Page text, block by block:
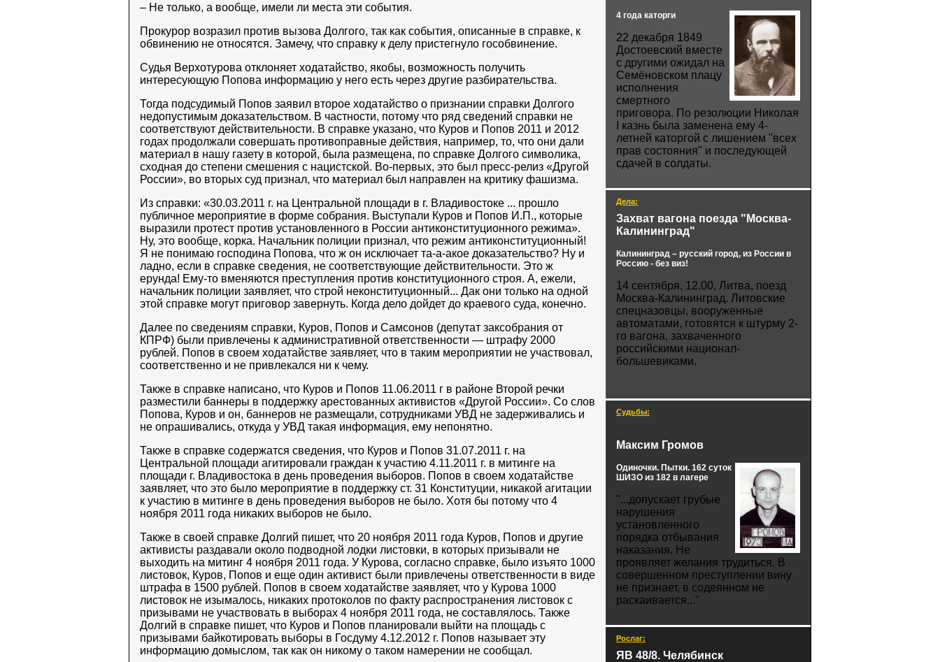
– Не только, а вообще, имели ли места эти события.
Прокурор возразил против вызова Долгого, так как события, описанные в справке, к
обвинению не относятся. Замечу, что справку к делу пристегнуло гособвинение.
Судья Верхотурова отклоняет ходатайство, якобы, возможность получить
интересующую Попова информацию у него есть через другие разбирательства.
Тогда подсудимый Попов заявил второе ходатайство о признании справки Долгого
недопустимым доказательством. В частности, потому что ряд сведений справки не
соответствуют действительности. В справке указано, что Куров и Попов 2011 и 2012
годах продолжали совершать противоправные действия, например, то, что они дали
материал в нашу газету в которой, была размещена, по справке Долгого символика,
сходная до степени смешения с нацистской. Во-первых, это был пресс-релиз «Другой
России», во вторых суд признал, что материал был направлен на критику фашизма.
Из справки: «30.03.2011 г. на Центральной площади в г. Владивостоке ... прошло
публичное мероприятие в форме собрания. Выступали Куров и Попов И.П., которые
выразили протест против установленного в России антиконституционного режима».
Ну, это вообще, корка. Начальник полиции признал, что режим антиконституционный!
Я не понимаю господина Попова, что ж он исключает та-а-акое доказательство? Ну и
ладно, если в справке сведения, не соответствующие действительности. Это ж
ерунда! Ему-то вменяются преступления против конституционного строя. А, ежели,
начальник полиции заявляет, что строй неконституционный... Дак они только на одной
этой справке могут приговор завернуть. Когда дело дойдет до краевого суда, конечно.
Далее по сведениям справки, Куров, Попов и Самсонов (депутат заксобрания от
КПРФ) были привлечены к административной ответственности — штрафу 2000
рублей. Попов в своем ходатайстве заявляет, что в таким мероприятии не участвовал,
соответственно и не привлекался ни к чему.
Также в справке написано, что Куров и Попов 11.06.2011 г в районе Второй речки
разместили баннеры в поддержку арестованных активистов «Другой России». Со слов
Попова, Куров и он, баннеров не размещали, сотрудниками УВД не задерживались и
не опрашивались, откуда у УВД такая информация, ему непонятно.
Также в справке содержатся сведения, что Куров и Попов 31.07.2011 г. на
Центральной площади агитировали граждан к участию 4.11.2011 г. в митинге на
площади г. Владивостока в день проведения выборов. Попов в своем ходатайстве
заявляет, что это было мероприятие в поддержку ст. 31 Конституции, никакой агитации
к участию в митинге в день проведения выборов не было. Хотя бы потому что 4
ноября 2011 года никаких выборов не было.
Также в своей справке Долгий пишет, что 20 ноября 2011 года Куров, Попов и другие
активисты раздавали около подводной лодки листовки, в которых призывали не
выходить на митинг 4 ноября 2011 года. У Курова, согласно справке, было изъято 1000
листовок, Куров, Попов и еще один активист были привлечены ответственности в виде
штрафа в 1500 рублей. Попов в своем ходатайстве заявляет, что у Курова 1000
листовок не изымалось, никаких протоколов по факту распространения листовок с
призывами не участвовать в выборах 4 ноября 2011 года, не составлялось. Также
Долгий в справке пишет, что Куров и Попов планировали выйти на площадь с
призывами байкотировать выборы в Госдуму 4.12.2012 г. Попов называет эту
информацию домыслом, так как он никому о таком намерении не сообщал.
4 года каторги
22 декабря 1849
Достоевский вместе
с другими ожидал на
Семёновском плацу
исполнения
смертного
приговора. По резолюции Николая
I казнь была заменена ему 4-
летней каторгой с лишением "всех
прав состояния" и последующей
сдачей в солдаты.
Дела:
Захват вагона поезда "Москва-
Калининград"
Калининград – русский город, из России в
Россию - без виз!
14 сентября, 12.00, Литва, поезд
Москва-Калининград. Литовские
спецназовцы, вооруженные
автоматами, готовятся к штурму 2-
го вагона, захваченного
российскими национал-
большевиками.
Судьбы:
Максим Громов
Одиночки. Пытки. 162 суток
ШИЗО из 182 в лагере
"...допускает грубые
нарушения
установленного
порядка отбывания
наказания. Не
проявляет желания трудиться. В
совершенном преступлении вину
не признает, в содеянном не
раскаивается..."
Рослаг:
ЯВ 48/8. Челябинск